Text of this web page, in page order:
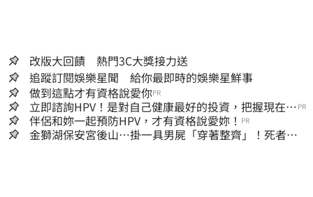
改版大回饋 熱門3C大獎接力送
追蹤訂閱娛樂星聞 給你最即時的娛樂星鮮事
做到這點才有資格說愛你PR
立即諮詢HPV！是對自己健康最好的投資，把握現在不
嫌晚！
PR
伴侶和妳一起預防HPV，才有資格說愛妳！ PR
金獅湖保安宮後山…掛一具男屍「穿著整齊」！死者身